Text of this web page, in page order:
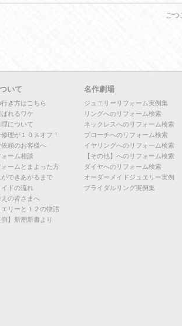
ごつ
いて
き方はこちら
れるワケ
について
理が１０％オフ！
頼のお客様へ
ーム相談
ームとまよった方
ができあがるまで
ドの流れ
の皆さまへ
リーと１２の物語
側】新潮新書より
名作劇場
ジュエリーリフォーム実例集
リングへのリフォーム検索
ネックレスへのリフォーム検索
ブローチへのリフォーム検索
イヤリングへのリフォーム検索
【その他】へのリフォーム検索
ダイヤへのリフォーム検索
オーダーメイドジュエリー実例
ブライダルリング実例集